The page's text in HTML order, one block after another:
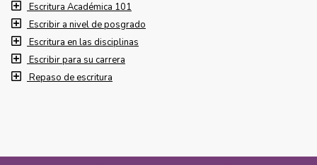
Escritura Académica 101
Escribir a nivel de posgrado
Escritura en las disciplinas
Escribir para su carrera
Repaso de escritura